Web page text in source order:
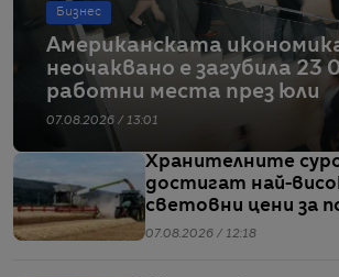
Бизнес
Американската
неочаквано е загубила 23
работни места през юли
07.08.2026 / 13:01
Хранителните
достигат най-
световни цени за
години
07.08.2026 / 12:18